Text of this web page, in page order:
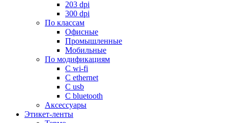
203 dpi
300 dpi
По классам
Офисные
Промышленные
Мобильные
По модификациям
С wi-fi
С ethernet
С usb
С bluetooth
Аксессуары
Этикет-ленты